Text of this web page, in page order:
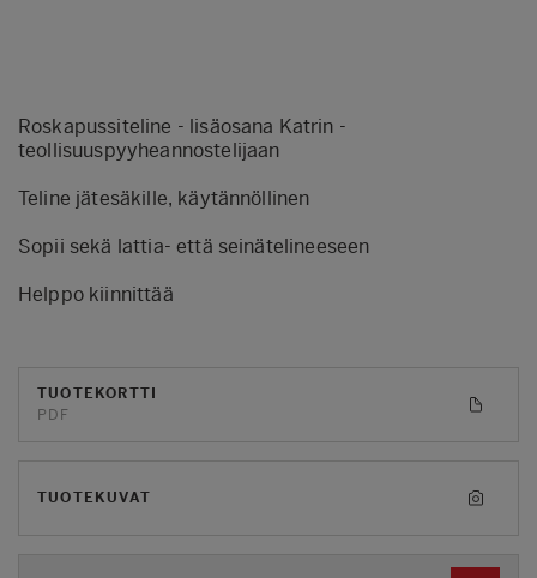
Roskapussiteline - lisäosana Katrin -
teollisuuspyyheannostelijaan
Teline jätesäkille, käytännöllinen
Sopii sekä lattia- että seinätelineeseen
Helppo kiinnittää
TUOTEKORTTI
PDF
TUOTEKUVAT